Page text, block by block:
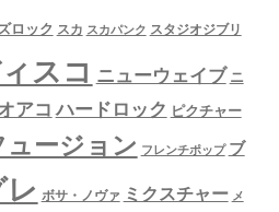
ロック スカ スカパンク スタジオジブリ
スコ ニューウェイブ ニ
アコ ハードロック ピクチャー
ュージョン フレンチポップ ブ
ボサ・ノヴァ ミクスチャー メ